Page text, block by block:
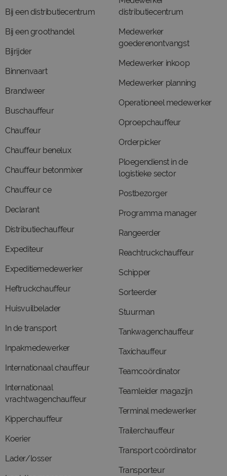
Bij een distributiecentrum
Bij een groothandel
Bijrijder
Binnenvaart
Brandweer
Buschauffeur
Chauffeur
Chauffeur benelux
Chauffeur betonmixer
Chauffeur ce
Declarant
Distributiechauffeur
Expediteur
Expeditiemedewerker
Heftruckchauffeur
Huisvuilbelader
In de transport
Inpakmedewerker
Internationaal chauffeur
Internationaal
vrachtwagenchauffeur
Kipperchauffeur
Koerier
Lader/losser
distributiecentrum
Medewerker
goederenontvangst
Medewerker inkoop
Medewerker planning
Operationeel medewerker
Oproepchauffeur
Orderpicker
Ploegendienst in de
logistieke sector
Postbezorger
Programma manager
Rangeerder
Reachtruckchauffeur
Schipper
Sorteerder
Stuurman
Tankwagenchauffeur
Taxichauffeur
Teamcoördinator
Teamleider magazijn
Terminal medewerker
Trailerchauffeur
Transport coördinator
Transporteur